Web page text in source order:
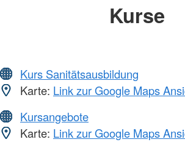
Kurse
Kurs Sanitätsausbildung
Karte: Link zur Google Maps
Kursangebote
Karte: Link zur Google Maps